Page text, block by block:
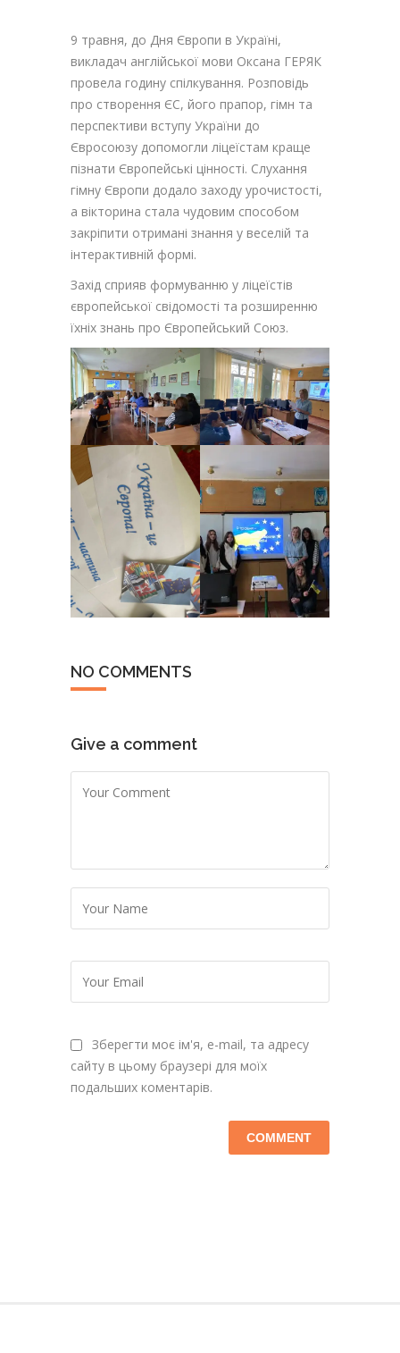
9 травня, до Дня Європи в Україні,
викладач англійської мови Оксана ГЕРЯК
провела годину спілкування. Розповідь
про створення ЄС, його прапор, гімн та
перспективи вступу України до
Євросоюзу допомогли ліцеїстам краще
пізнати Європейські цінності. Слухання
гімну Європи додало заходу урочистості,
а вікторина стала чудовим способом
закріпити отримані знання у веселій та
інтерактивній формі.
Захід сприяв формуванню у ліцеїстів
європейської свідомості та розширенню
їхніх знань про Європейський Союз.
NO COMMENTS
Give a comment
Зберегти моє ім'я, e-mail, та адресу
сайту в цьому браузері для моїх
подальших коментарів.